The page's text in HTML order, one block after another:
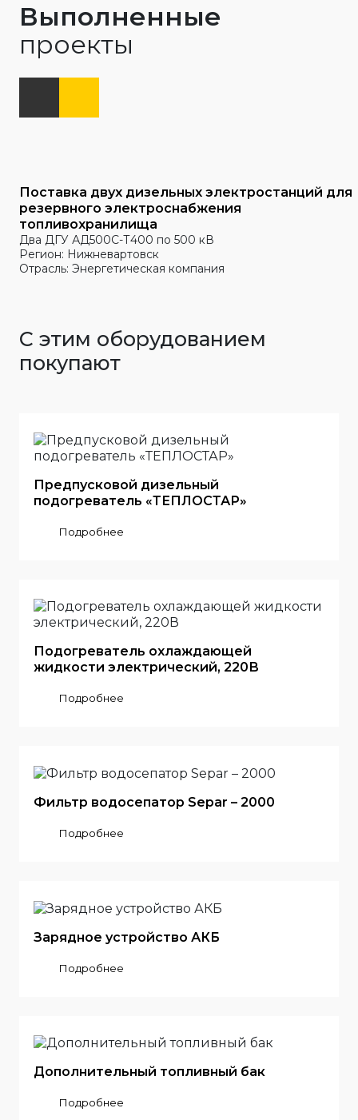
Выполненные
проекты
Поставка двух дизельных электростанций для
резервного электроснабжения
топливохранилища
Два ДГУ АД500С-Т400 по 500 кВ
Регион: Нижневартовск
Отрасль: Энергетическая компания
С этим оборудованием
покупают
Предпусковой дизельный
подогреватель «ТЕПЛОСТАР»
Подробнее
Подогреватель охлаждающей
жидкости электрический, 220В
Подробнее
Фильтр водосепатор Separ – 2000
Подробнее
Зарядное устройство АКБ
Подробнее
Дополнительный топливный бак
Подробнее